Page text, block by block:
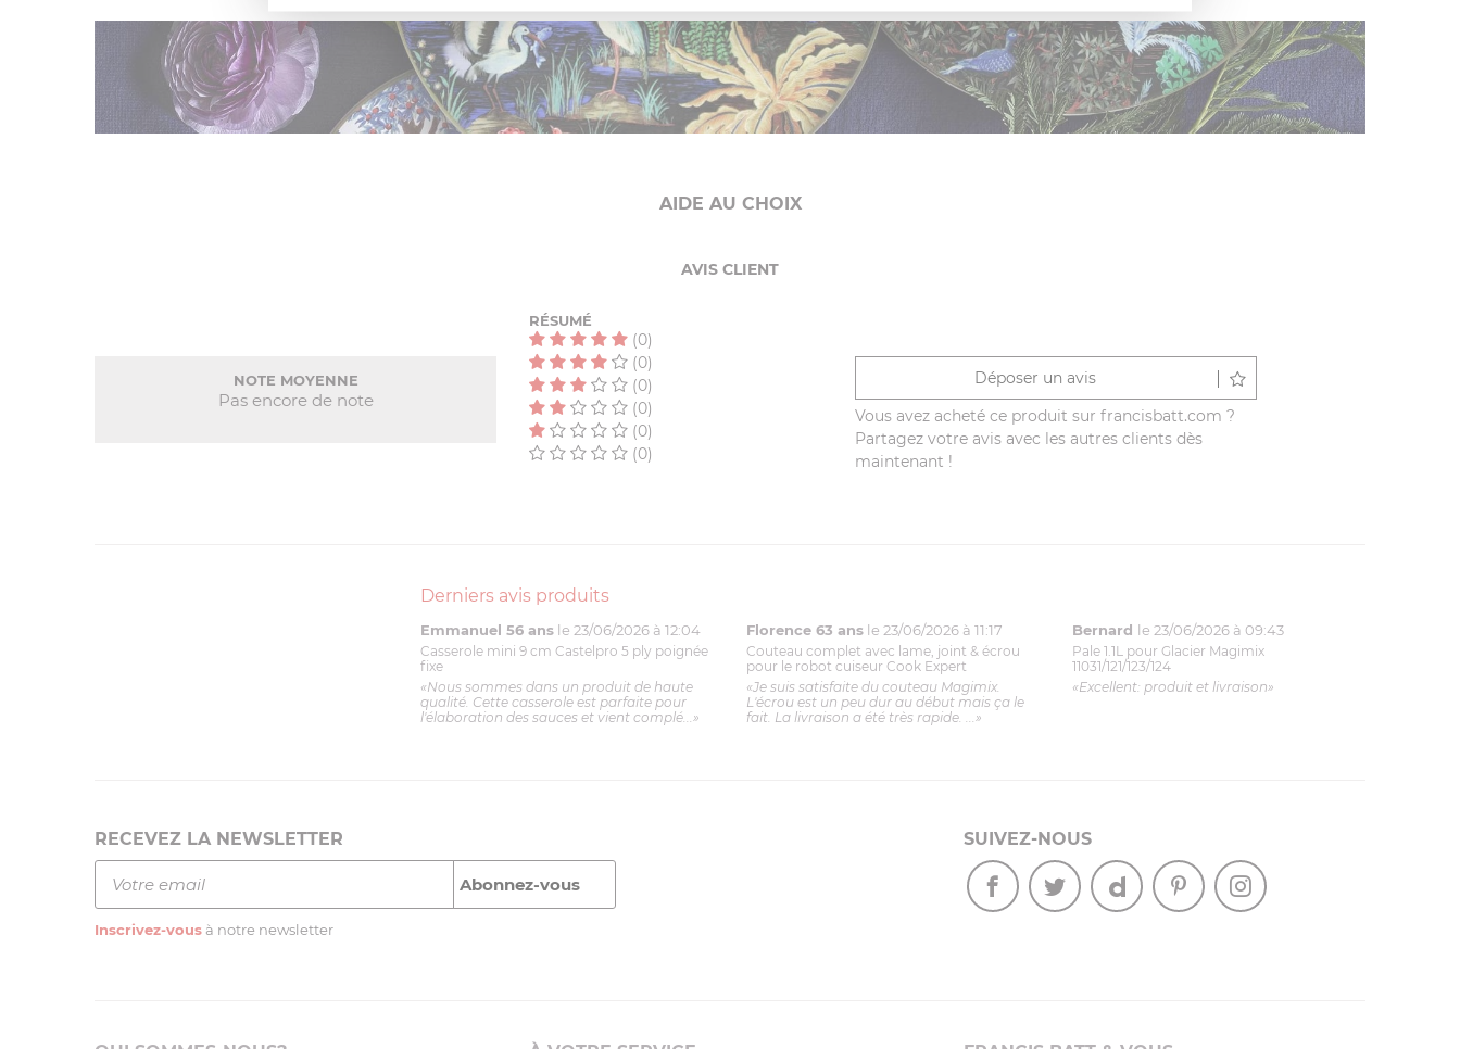
AIDE AU CHOIX
AVIS CLIENT
NOTE MOYENNE
Pas encore de note
RÉSUMÉ
(0)
(0)
(0)
(0)
(0)
(0)
Déposer un avis
Vous avez acheté ce produit sur francisbatt.com ?
Partagez votre avis avec les autres clients dès
maintenant !
Derniers avis produits
Emmanuel 56 ans le 23/06/2026 à 12:04
Casserole mini 9 cm Castelpro 5 ply poignée
fixe
«Nous sommes dans un produit de haute
qualité. Cette casserole est parfaite pour
l'élaboration des sauces et vient complé...»
Florence 63 ans le 23/06/2026 à 11:17
Couteau complet avec lame, joint & écrou
pour le robot cuiseur Cook Expert
«Je suis satisfaite du couteau Magimix.
L'écrou est un peu dur au début mais ça le
fait. La livraison a été très rapide. ...»
Bernard le 23/06/2026 à 09:43
Pale 1.1L pour Glacier Magimix
11031/121/123/124
«Excellent: produit et livraison»
RECEVEZ LA NEWSLETTER
Inscrivez-vous à notre newsletter
SUIVEZ-NOUS